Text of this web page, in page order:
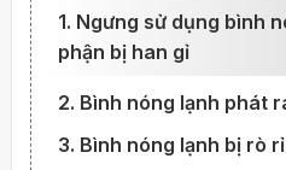
1. Ngưng sử dụng bình
phận bị han gỉ
2. Bình nóng lạnh phát
3. Bình nóng lạnh bị rò